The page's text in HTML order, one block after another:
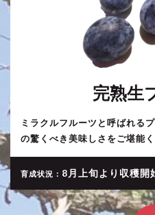
完熟生
ミラクルフルーツと呼ばれる
の驚くべき美味しさをご堪能く
育成状況： 8月上旬より収穫開